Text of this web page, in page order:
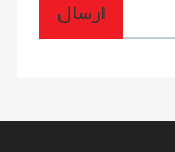
ارسال